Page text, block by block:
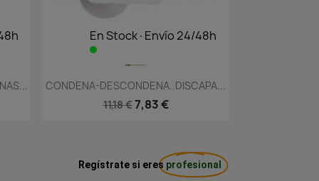
En Stock·Envío 24/48h
Vista rápida
CONDENA-DESCONDENA..DISCAPA...
11,18 €7,83 €
Regístrate si eres profesional